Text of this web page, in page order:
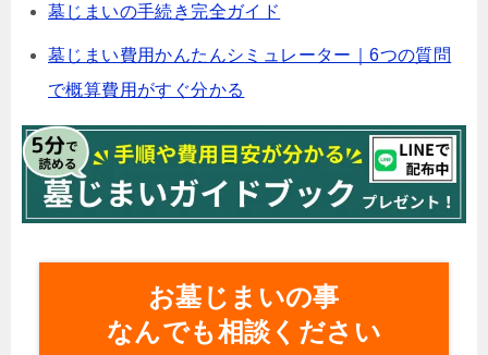
墓じまいの手続き完全ガイド
墓じまい費用かんたんシミュレーター｜6つの質問
で概算費用がすぐ分かる
お墓じまいの事
なんでも相談ください